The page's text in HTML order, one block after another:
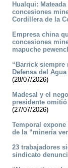
Hualqui:
concesiones
Cordillera de la
Empresa china
concesiones
mapuche
“Barrick siempre
Defensa del
(28/07/2026)
Madesal y el
presidente
(27/07/2026)
Temporal
de la “minería
23 trabajadores
sindicato